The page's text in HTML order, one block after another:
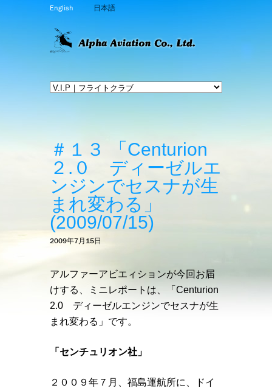
English 日本語
＃１３ 「Centurion
２.０ ディーゼルエ
ンジンでセスナが生
まれ変わる」
(2009/07/15)
2009年7月15日
アルファーアビエィションが今回お届
けする、ミニレポートは、「Centurion
2.0 ディーゼルエンジンでセスナが生
まれ変わる」です。
「センチュリオン社」
２００９年７月、福島運航所に、ドイ